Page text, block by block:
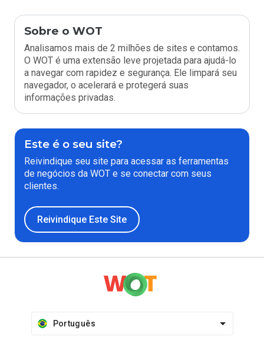
Sobre o WOT
Analisamos mais de 2 milhões de sites e contamos.
O WOT é uma extensão leve projetada para ajudá-lo
a navegar com rapidez e segurança. Ele limpará seu
navegador, o acelerará e protegerá suas
informações privadas.
Este é o seu site?
Reivindique seu site para acessar as ferramentas
de negócios da WOT e se conectar com seus
clientes.
Reivindique Este Site
Português